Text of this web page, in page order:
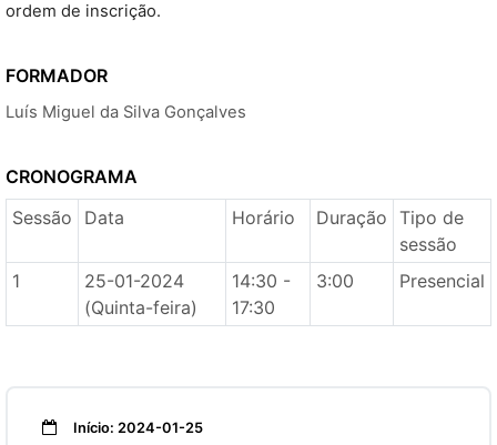
ordem de inscrição.
FORMADOR
Luís Miguel da Silva Gonçalves
CRONOGRAMA
Sessão
Data Horário Duração Tipo de
sessão
1
25-01-2024
(Quinta-feira)
14:30 -
17:30
3:00 Presencial
Início: 2024-01-25